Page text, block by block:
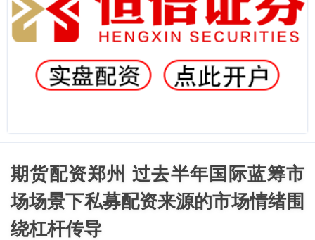
期货配资郑州 过去半年国际蓝筹市
场场景下私募配资来源的市场情绪围
绕杠杆传导